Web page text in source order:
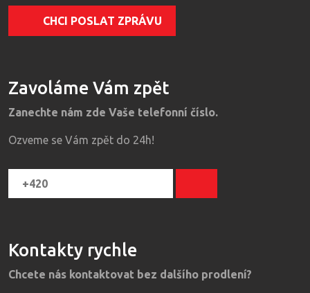
CHCI POSLAT ZPRÁVU
Zavoláme Vám zpět
Zanechte nám zde Vaše telefonní číslo.
Ozveme se Vám zpět do 24h!
Kontakty rychle
Chcete nás kontaktovat bez dalšího prodlení?